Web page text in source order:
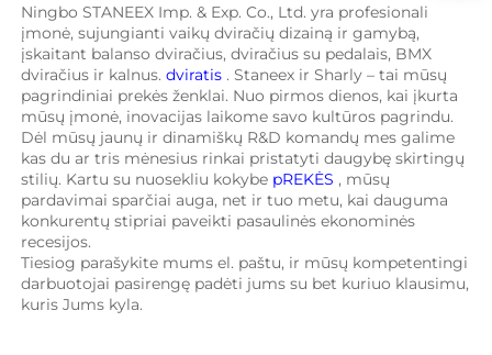
Ningbo STANEEX Imp. & Exp. Co., Ltd. yra profesionali
įmonė, sujungianti vaikų dviračių dizainą ir gamybą,
įskaitant balanso dviračius, dviračius su pedalais, BMX
dviračius ir kalnus. dviratis . Staneex ir Sharly – tai mūsų
pagrindiniai prekės ženklai. Nuo pirmos dienos, kai įkurta
mūsų įmonė, inovacijas laikome savo kultūros pagrindu.
Dėl mūsų jaunų ir dinamiškų R&D komandų mes galime
kas du ar tris mėnesius rinkai pristatyti daugybę skirtingų
stilių. Kartu su nuosekliu kokybe pREKĖS , mūsų
pardavimai sparčiai auga, net ir tuo metu, kai dauguma
konkurentų stipriai paveikti pasaulinės ekonominės
recesijos.
Tiesiog parašykite mums el. paštu, ir mūsų kompetentingi
darbuotojai pasirengę padėti jums su bet kuriuo klausimu,
kuris Jums kyla.